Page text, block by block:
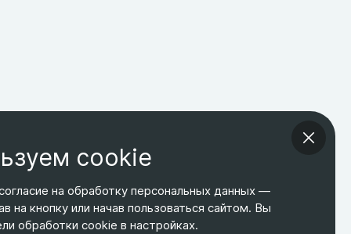
ТЕЛЕФОН
+7 495 266-65-67
ЭЛ. ПОЧТА
shop@relines.ru
АДРЕС
Москва, Гаражная 8
cookie
на обработку персональных данных —
на кнопку или начав пользоваться сайтом. Вы
обработки cookie в настройках.